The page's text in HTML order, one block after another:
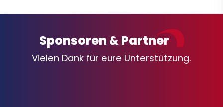
Sponsoren & Partner
Vielen Dank für eure Unterstützung.